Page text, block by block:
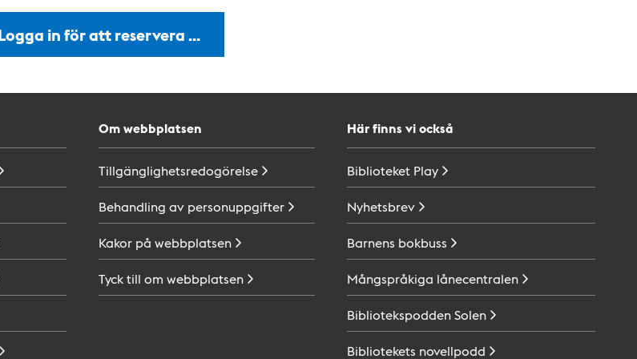
in för att reservera …
Om webbplatsen
Tillgänglighetsredogörelse
Behandling av personuppgifter
Kakor på webbplatsen
Tyck till om webbplatsen
Här finns vi också
Biblioteket Play
Nyhetsbrev
Barnens bokbuss
Mångspråkiga lånecentralen
BibliotekspoddenSolen
Bibliotekets novellpodd